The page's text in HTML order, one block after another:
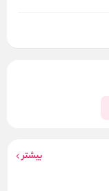
بیشتر